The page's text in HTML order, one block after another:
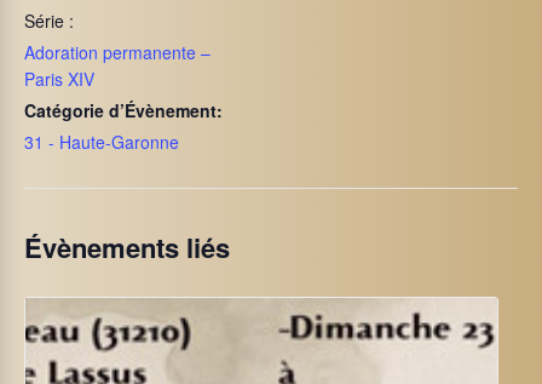
Série :
Adoration permanente –
Paris XIV
Catégorie d’Évènement:
31 - Haute-Garonne
Évènements liés